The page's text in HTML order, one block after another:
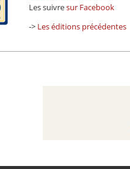
Les suivresur Facebook
-> Les éditions précédentes